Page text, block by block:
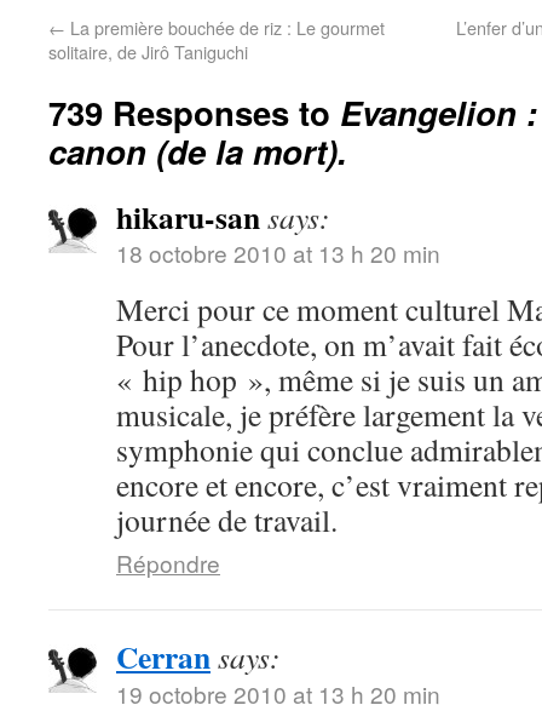
← La première bouchée de riz : Le gourmet
solitaire, de Jirô Taniguchi
L’enfer
739 Responses to Evangelion
canon (de la mort).
hikaru-sansays:
18 octobre 2010 at 13 h 20 min
Merci pour ce moment culturel
Pour l’anecdote, on m’avait fait
« hip hop », même si je suis un
musicale, je préfère largement la
symphonie qui conclue
encore et encore, c’est vraiment
journée de travail.
Répondre
Cerransays:
19 octobre 2010 at 13 h 20 min